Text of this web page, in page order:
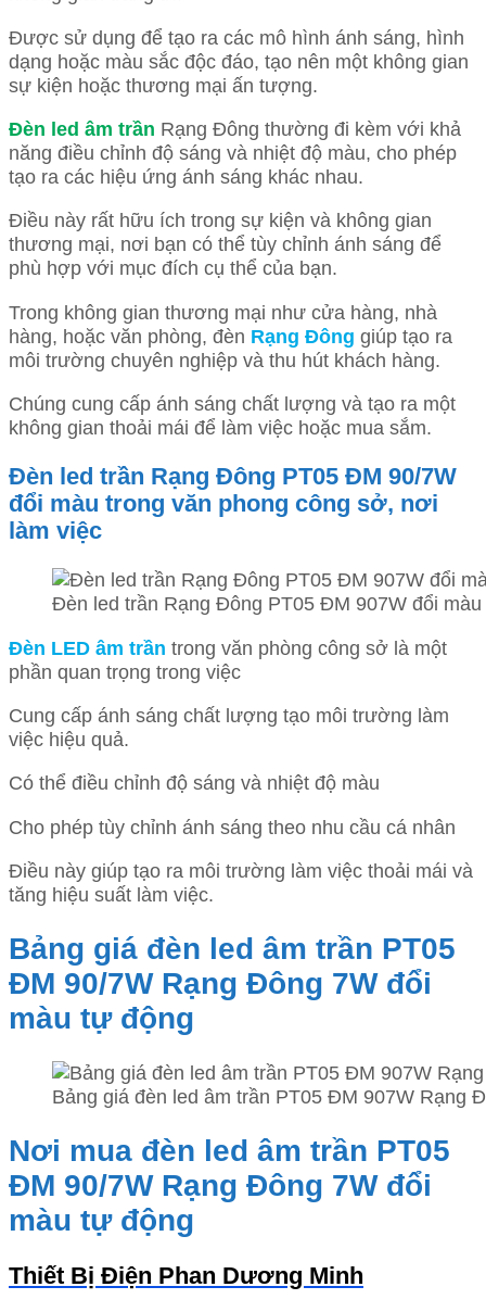
Được sử dụng để tạo ra các mô hình ánh sáng, hình
dạng hoặc màu sắc độc đáo, tạo nên một không gian
sự kiện hoặc thương mại ấn tượng.
Đèn led âm trần Rạng Đông thường đi kèm với khả
năng điều chỉnh độ sáng và nhiệt độ màu, cho phép
tạo ra các hiệu ứng ánh sáng khác nhau.
Điều này rất hữu ích trong sự kiện và không gian
thương mại, nơi bạn có thể tùy chỉnh ánh sáng để
phù hợp với mục đích cụ thể của bạn.
Trong không gian thương mại như cửa hàng, nhà
hàng, hoặc văn phòng, đèn Rạng Đông giúp tạo ra
môi trường chuyên nghiệp và thu hút khách hàng.
Chúng cung cấp ánh sáng chất lượng và tạo ra một
không gian thoải mái để làm việc hoặc mua sắm.
Đèn led trần Rạng Đông PT05 ĐM 90/7W
đổi màu trong văn phong công sở, nơi
làm việc
Đèn led trần Rạng Đông PT05 ĐM 907W đổi
Đèn LED âm trần trong văn phòng công sở là một
phần quan trọng trong việc
Cung cấp ánh sáng chất lượng tạo môi trường làm
việc hiệu quả.
Có thể điều chỉnh độ sáng và nhiệt độ màu
Cho phép tùy chỉnh ánh sáng theo nhu cầu cá nhân
Điều này giúp tạo ra môi trường làm việc thoải mái và
tăng hiệu suất làm việc.
Bảng giá đèn led âm trần PT05
ĐM 90/7W Rạng Đông 7W đổi
màu tự động
Bảng giá đèn led âm trần PT05 ĐM 907W Rạng
Nơi mua đèn led âm trần PT05
ĐM 90/7W Rạng Đông 7W đổi
màu tự động
Thiết Bị Điện Phan Dương Minh